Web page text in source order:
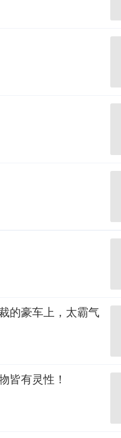
的豪车上，太霸气
皆有灵性！